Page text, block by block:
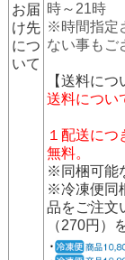
お届
け先
につ
いて
時～21時
※時間指定
ない事もご
【送料につ
送料につい
１配送に
無料。
※同梱可能
※冷凍便同
品をご注文
（270円）